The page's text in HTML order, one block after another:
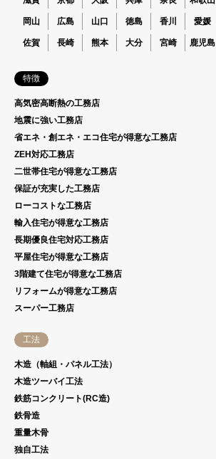
岡山 広島 山口 徳島 香川 愛媛
佐賀 長崎 熊本 大分 宮崎 鹿児島
特徴
高気密高断熱の工務店
地震に強い工務店
省エネ・創エネ・エコ住宅が得意な工務店
ZEH対応工務店
二世帯住宅が得意な工務店
保証が充実した工務店
ローコストな工務店
輸入住宅が得意な工務店
長期優良住宅対応工務店
平屋住宅が得意な工務店
3階建て住宅が得意な工務店
リフォームが得意な工務店
スーパー工務店
工法
木造（軸組・パネル工法）
木造ツーバイ工法
鉄筋コンクリート(RC造)
鉄骨造
重量木骨
独自工法